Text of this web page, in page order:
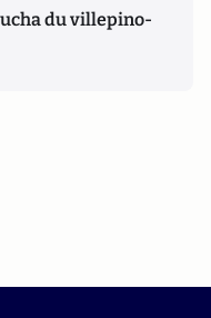
du villepino-